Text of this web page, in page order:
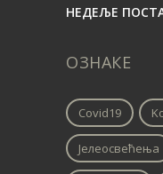
НЕДЕЉЕ
ОЗНАКЕ
Covid19
Јелеосвећења